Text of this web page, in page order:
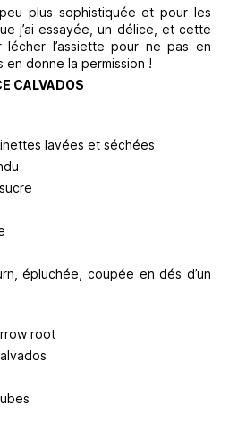
plus sophistiquée et pour les
j’ai essayée, un délice, et cette
l’assiette pour ne pas en
donne la permission !
CALVADOS
lavées et séchées
épluchée, coupée en dés d’un
root